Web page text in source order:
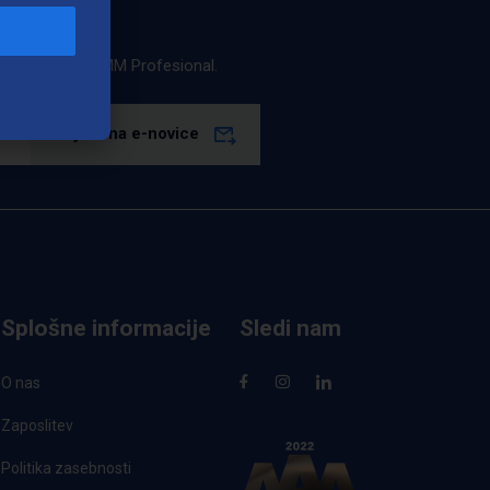
podjetja LMM Profesional.
Prijava na e-novice
Splošne informacije
O nas
Zaposlitev
Politika zasebnosti
Sledi nam